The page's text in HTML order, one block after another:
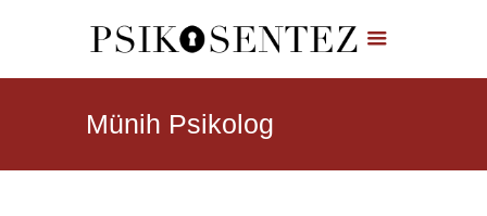
Münih Psikolog